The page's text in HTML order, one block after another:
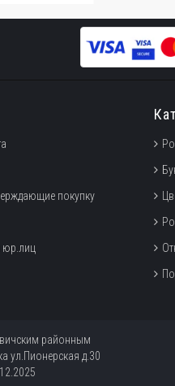
покупку
юр.лиц
районным
ул.Пионерская д.30